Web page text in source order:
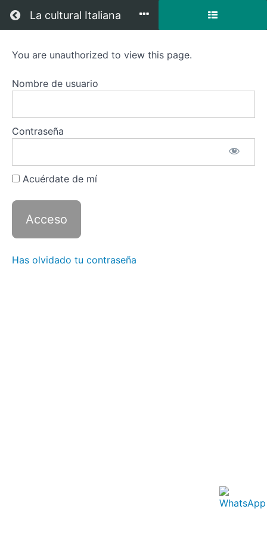
Regresar a todos los cursos
La cultural Italiana
Italiano
1
zoom
Descripción
Recursos
You are unauthorized to view this page.
Nombre de usuario
Contraseña
Acuérdate de mí
Has olvidado tu contraseña